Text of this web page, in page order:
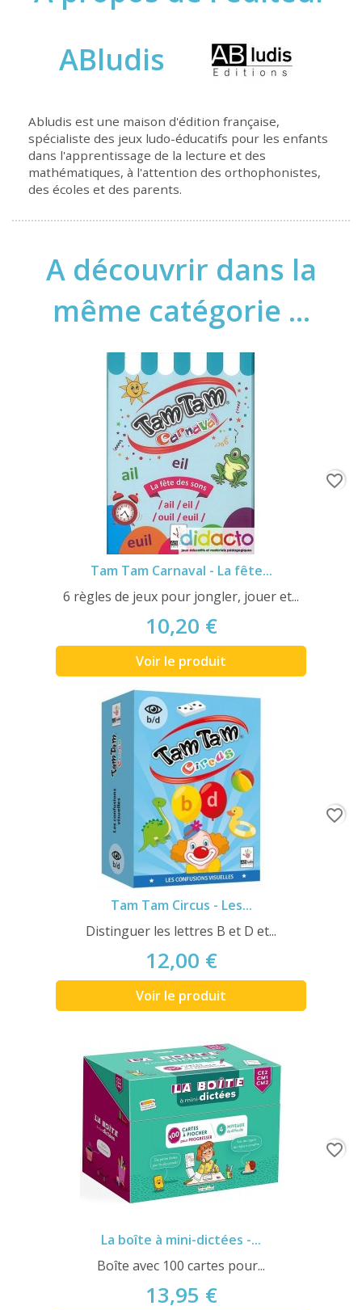
ABludis
Abludis est une maison d'édition française,
spécialiste des jeux ludo-éducatifs pour les enfants
dans l'apprentissage de la lecture et des
mathématiques, à l'attention des orthophonistes,
des écoles et des parents.
A découvrir dans la
même catégorie ...
Tam Tam Carnaval - La fête...
6 règles de jeux pour jongler, jouer et...
10,20 €
Voir le produit
favorite_border
Tam Tam Circus - Les...
Distinguer les lettres B et D et...
12,00 €
Voir le produit
favorite_border
La boîte à mini-dictées -...
Boîte avec 100 cartes pour...
13,95 €
favorite_border